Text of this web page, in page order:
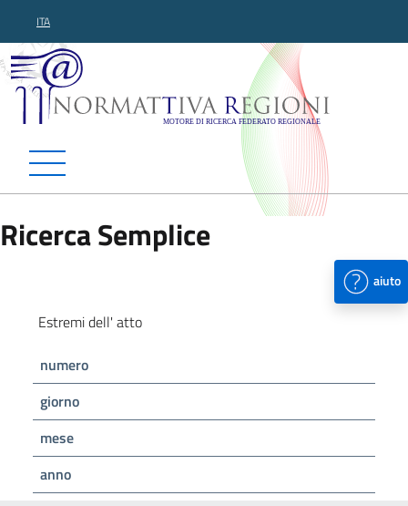
ITA
Normattiva Regioni -
Ricerca Semplice
aiuto
Estremi dell' atto
numero
giorno
mese
anno